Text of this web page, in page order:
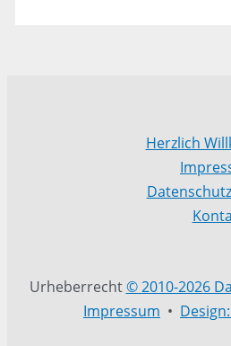
Herzlich
Urheberrecht© 2010-2026
Impressum • Design: